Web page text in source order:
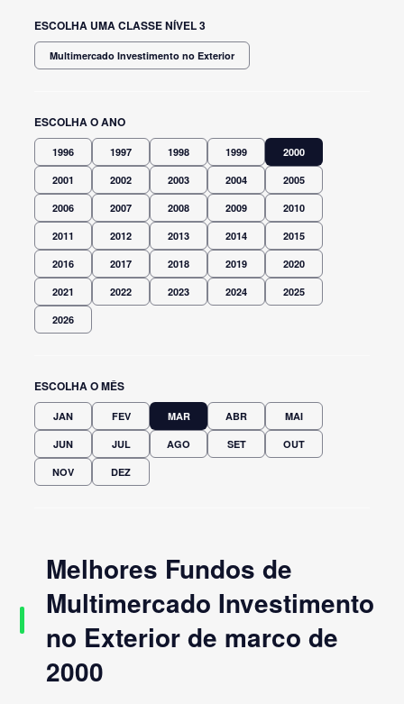
ESCOLHA UMA CLASSE NÍVEL 3
Multimercado Investimento no Exterior
ESCOLHA O ANO
1996 1997 1998 1999 2000
2001 2002 2003 2004 2005
2006 2007 2008 2009 2010
2011 2012 2013 2014 2015
2016 2017 2018 2019 2020
2021 2022 2023 2024 2025
2026
ESCOLHA O MÊS
JAN FEV MAR ABR MAI
JUN JUL AGO SET OUT
NOV DEZ
Melhores Fundos de
Multimercado Investimento
no Exterior de marco de
2000